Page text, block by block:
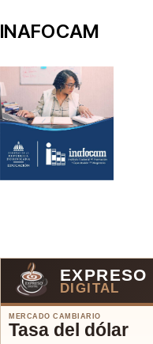
INAFOCAM
EXPRESO
DIGITAL
MERCADO CAMBIARIO
Tasa del dólar